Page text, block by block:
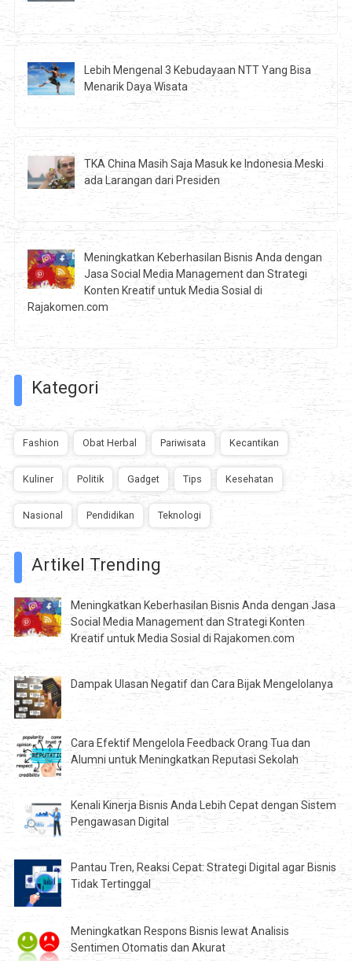
Lebih Mengenal 3 Kebudayaan NTT Yang Bisa
Menarik Daya Wisata
TKA China Masih Saja Masuk ke Indonesia Meski
ada Larangan dari Presiden
Meningkatkan Keberhasilan Bisnis Anda dengan
Jasa Social Media Management dan Strategi
Konten Kreatif untuk Media Sosial di
Rajakomen.com
Kategori
Fashion Obat Herbal Pariwisata Kecantikan
Kuliner Politik Gadget Tips Kesehatan
Nasional Pendidikan Teknologi
Artikel Trending
Meningkatkan Keberhasilan Bisnis Anda dengan Jasa
Social Media Management dan Strategi Konten
Kreatif untuk Media Sosial di Rajakomen.com
Dampak Ulasan Negatif dan Cara Bijak Mengelolanya
Cara Efektif Mengelola Feedback Orang Tua dan
Alumni untuk Meningkatkan Reputasi Sekolah
Kenali Kinerja Bisnis Anda Lebih Cepat dengan Sistem
Pengawasan Digital
Pantau Tren, Reaksi Cepat: Strategi Digital agar Bisnis
Tidak Tertinggal
Meningkatkan Respons Bisnis lewat Analisis
Sentimen Otomatis dan Akurat